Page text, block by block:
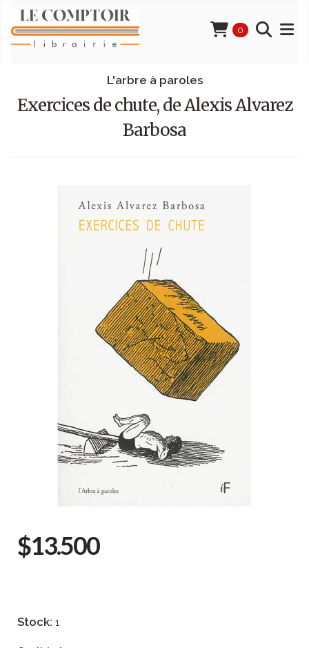
0
L'arbre à paroles
Exercices de chute, de Alexis Alvarez
Barbosa
$13.500
Stock: 1